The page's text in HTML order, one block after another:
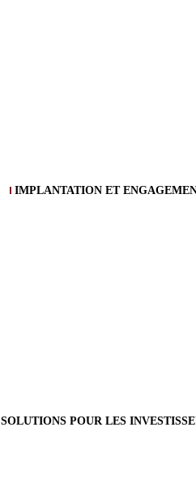
IMPLANTATION ET
SOLUTIONS POUR LES